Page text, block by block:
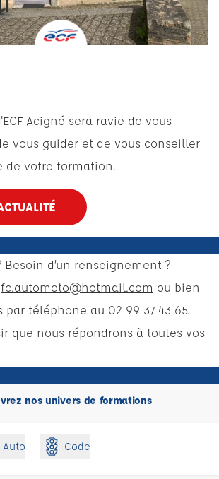
Acigné sera ravie de vous
vous guider et de vous conseiller
de votre formation.
Besoin d’un renseignement ?
fc.automoto@hotmail.com ou bien
téléphone au 02 99 37 43 65.
que nous répondrons à toutes vos
nos univers de formations
Auto Code